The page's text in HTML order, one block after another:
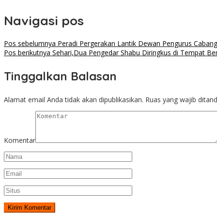
Navigasi pos
Pos sebelumnya Peradi Pergerakan Lantik Dewan Pengurus Cabang
Pos berikutnya Sehari,Dua Pengedar Shabu Diringkus di Tempat
Tinggalkan Balasan
Alamat email Anda tidak akan dipublikasikan. Ruas yang wajib
Komentar